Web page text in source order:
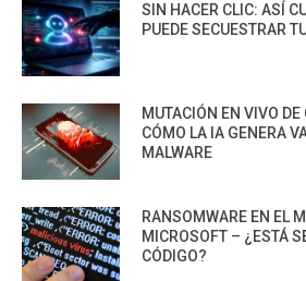
SIN HACER CLIC: ASÍ
PUEDE SECUESTRAR
MUTACIÓN EN VIVO
CÓMO LA IA GENERA
MALWARE
RANSOMWARE EN EL
MICROSOFT – ¿ESTÁ
CÓDIGO?